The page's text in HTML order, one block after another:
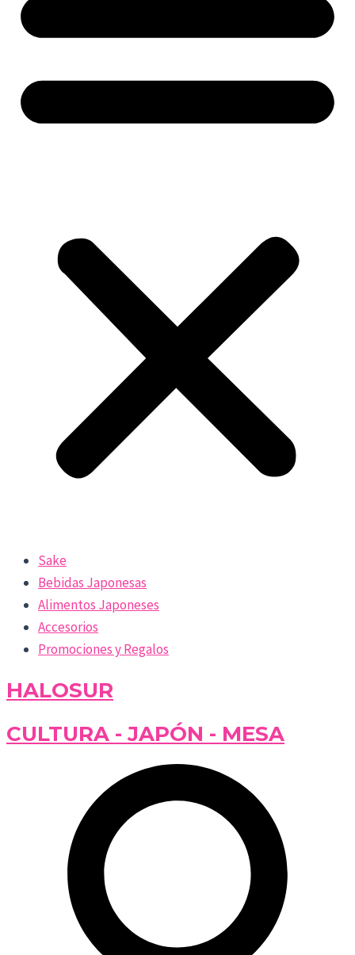
Sake
Bebidas Japonesas
Alimentos Japoneses
Accesorios
Promociones y Regalos
HALOSUR
CULTURA - JAPÓN - MESA